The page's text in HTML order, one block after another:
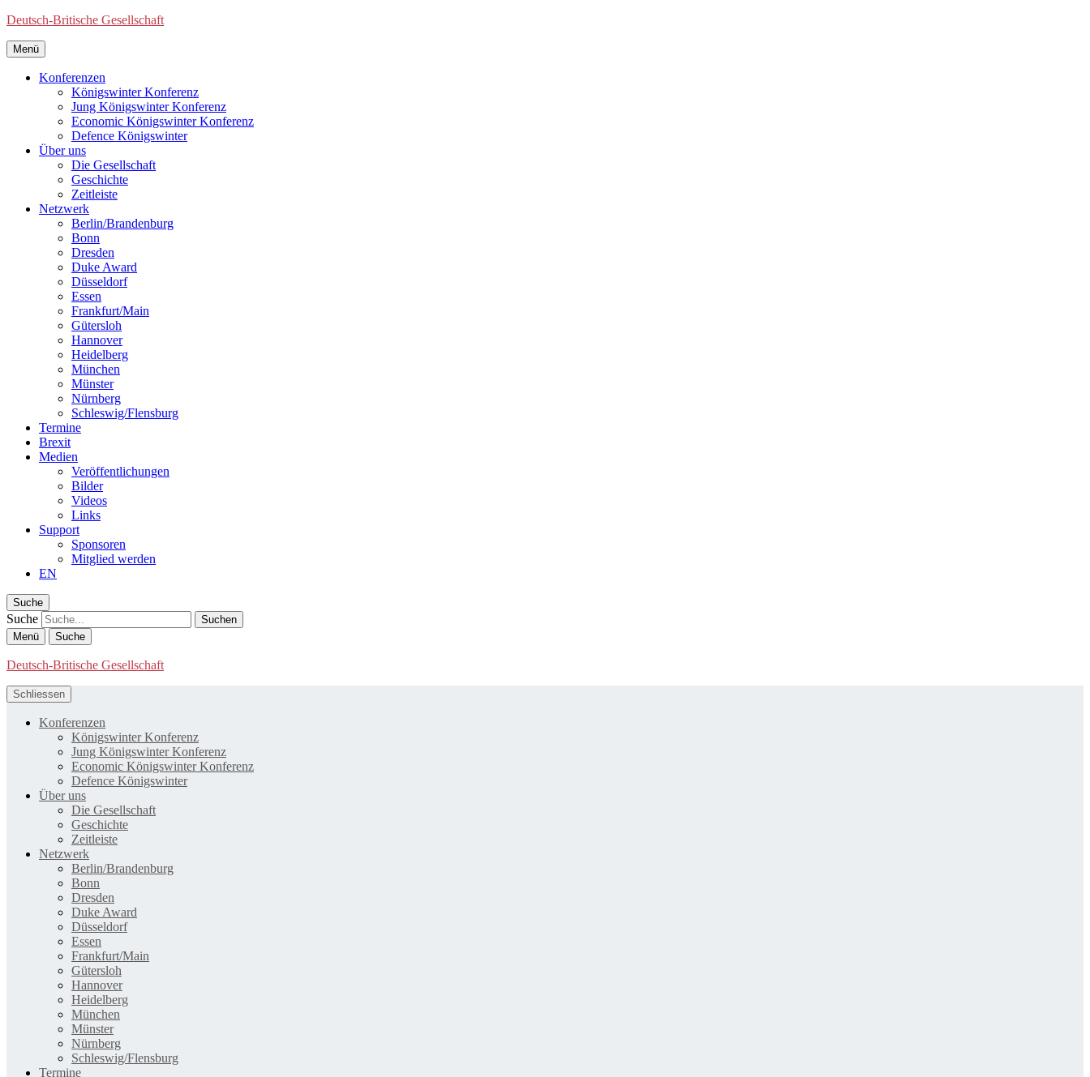
Deutsch-Britische Gesellschaft
Menü
Konferenzen
Königswinter Konferenz
Jung Königswinter Konferenz
Economic Königswinter Konferenz
Defence Königswinter
Über uns
Die Gesellschaft
Geschichte
Zeitleiste
Netzwerk
Berlin/Brandenburg
Bonn
Dresden
Duke Award
Düsseldorf
Essen
Frankfurt/Main
Gütersloh
Hannover
Heidelberg
München
Münster
Nürnberg
Schleswig/Flensburg
Termine
Brexit
Medien
Veröffentlichungen
Bilder
Videos
Links
Support
Sponsoren
Mitglied werden
EN
Suche
Suche
Menü Suche
Deutsch-Britische Gesellschaft
Schliessen
Konferenzen
Königswinter Konferenz
Jung Königswinter Konferenz
Economic Königswinter Konferenz
Defence Königswinter
Über uns
Die Gesellschaft
Geschichte
Zeitleiste
Netzwerk
Berlin/Brandenburg
Bonn
Dresden
Duke Award
Düsseldorf
Essen
Frankfurt/Main
Gütersloh
Hannover
Heidelberg
München
Münster
Nürnberg
Schleswig/Flensburg
Termine